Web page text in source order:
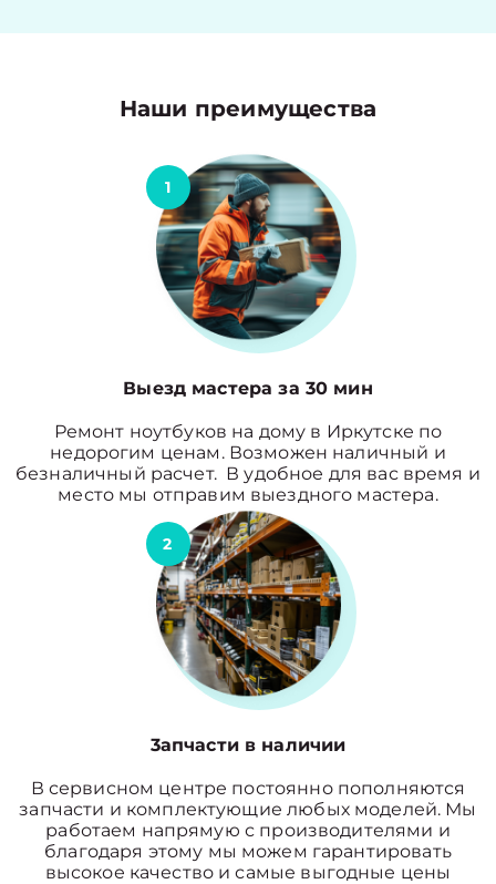
Наши преимущества
1
Выезд мастера за 30 мин
Ремонт ноутбуков на дому в Иркутске по
недорогим ценам. Возможен наличный и
безналичный расчет. В удобное для вас время и
место мы отправим выездного мастера.
2
3апчасти в наличии
В сервисном центре постоянно пополняются
запчасти и комплектующие любых моделей. Мы
работаем напрямую с производителями и
благодаря этому мы можем гарантировать
высокое качество и самые выгодные цены